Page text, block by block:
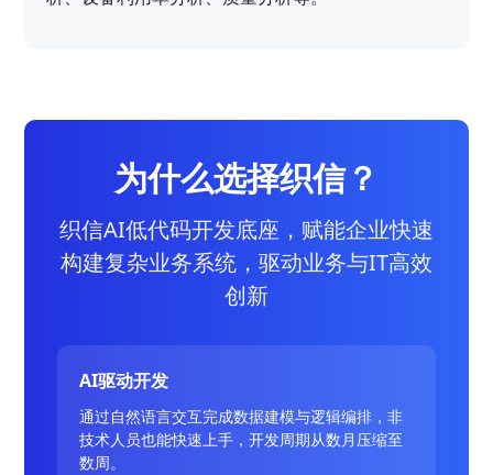
为什么选择织信？
织信AI低代码开发底座，赋能企业快速
构建复杂业务系统，驱动业务与IT高效
创新
AI驱动开发
通过自然语言交互完成数据建模与逻辑编排，非
技术人员也能快速上手，开发周期从数月压缩至
数周。